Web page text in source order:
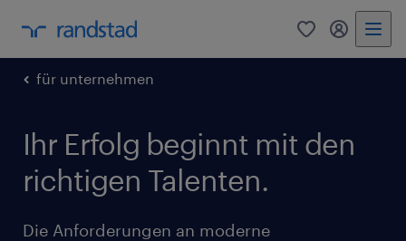
0 Mein
für unternehmen
Ihr Erfolg beginnt mit den
richtigen Talenten.
Die Anforderungen an moderne